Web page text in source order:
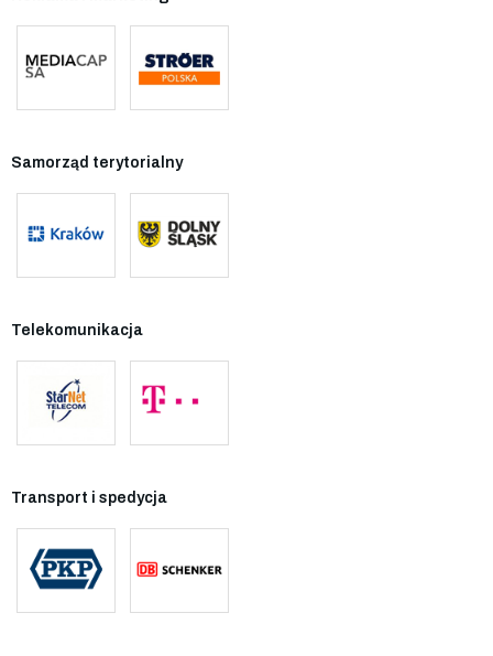
Samorząd terytorialny
Telekomunikacja
Transport i spedycja